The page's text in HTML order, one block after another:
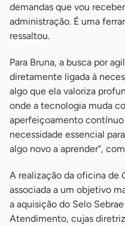
demandas que vou
administração. É uma
ressaltou.
Para Bruna, a busca por
diretamente ligada à
algo que ela valoriza
onde a tecnologia muda
aperfeiçoamento contínuo
necessidade essencial
algo novo a aprender”,
A realização da oficina de
associada a um objetivo
a aquisição do Selo
Atendimento, cujas